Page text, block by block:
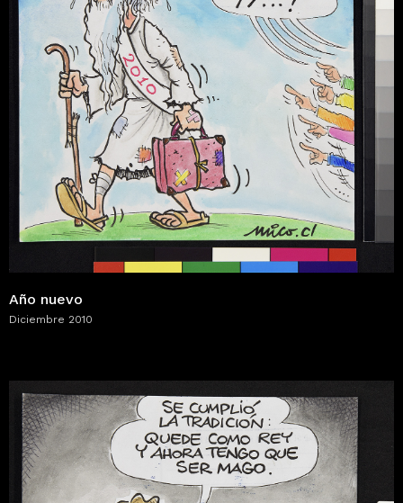
Año nuevo
Diciembre 2010